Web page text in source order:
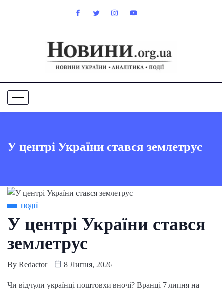
У центрі України стався землетрус
ПОДІЇ
У центрі України стався
землетрус
By Redactor 8 Липня, 2026
Чи відчули українці поштовхи вночі? Вранці 7 липня на